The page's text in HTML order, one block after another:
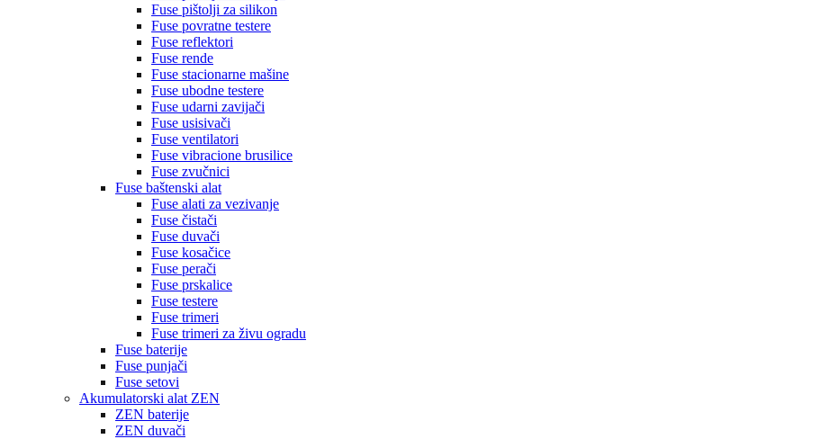
Fuse pištolji za silikon
Fuse povratne testere
Fuse reflektori
Fuse rende
Fuse stacionarne mašine
Fuse ubodne testere
Fuse udarni zavijači
Fuse usisivači
Fuse ventilatori
Fuse vibracione brusilice
Fuse zvučnici
Fuse baštenski alat
Fuse alati za vezivanje
Fuse čistači
Fuse duvači
Fuse kosačice
Fuse perači
Fuse prskalice
Fuse testere
Fuse trimeri
Fuse trimeri za živu ogradu
Fuse baterije
Fuse punjači
Fuse setovi
Akumulatorski alat ZEN
ZEN baterije
ZEN duvači